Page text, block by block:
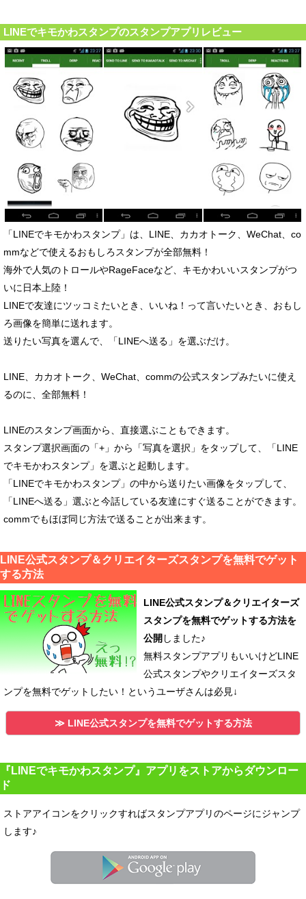
LINEでキモかわスタンプのスタンプアプリレビュー
「LINEでキモかわスタンプ」は、LINE、カカオトーク、WeChat、co
mmなどで使えるおもしろスタンプが全部無料！
海外で人気のトロールやRageFaceなど、キモかわいいスタンプがつ
いに日本上陸！
LINEで友達にツッコミたいとき、いいね！って言いたいとき、おもし
ろ画像を簡単に送れます。
送りたい写真を選んで、「LINEへ送る」を選ぶだけ。
LINE、カカオトーク、WeChat、commの公式スタンプみたいに使え
るのに、全部無料！
LINEのスタンプ画面から、直接選ぶこともできます。
スタンプ選択画面の「+」から「写真を選択」をタップして、「LINE
でキモかわスタンプ」を選ぶと起動します。
「LINEでキモかわスタンプ」の中から送りたい画像をタップして、
「LINEへ送る」選ぶと今話している友達にすぐ送ることができます。
commでもほぼ同じ方法で送ることが出来ます。
LINE公式スタンプ＆クリエイターズスタンプを無料でゲット
する方法
LINE公式スタンプ＆クリエイターズ
スタンプを無料でゲットする方法を
公開 しました♪
無料スタンプアプリもいいけどLINE
公式スタンプやクリエイターズスタ
ンプを無料でゲットしたい！というユーザさんは必見↓
≫ LINE公式スタンプを無料でゲットする方法
『LINEでキモかわスタンプ』アプリをストアからダウンロー
ド
ストアアイコンをクリックすればスタンプアプリのページにジャンプ
します♪